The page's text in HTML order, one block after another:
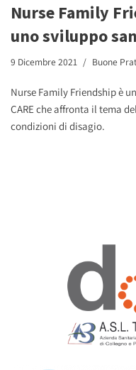
Nurse Family
uno sviluppo
9 Dicembre 2021 Buone
Nurse Family Friendship è
CARE che affronta il tema
condizioni di disagio.